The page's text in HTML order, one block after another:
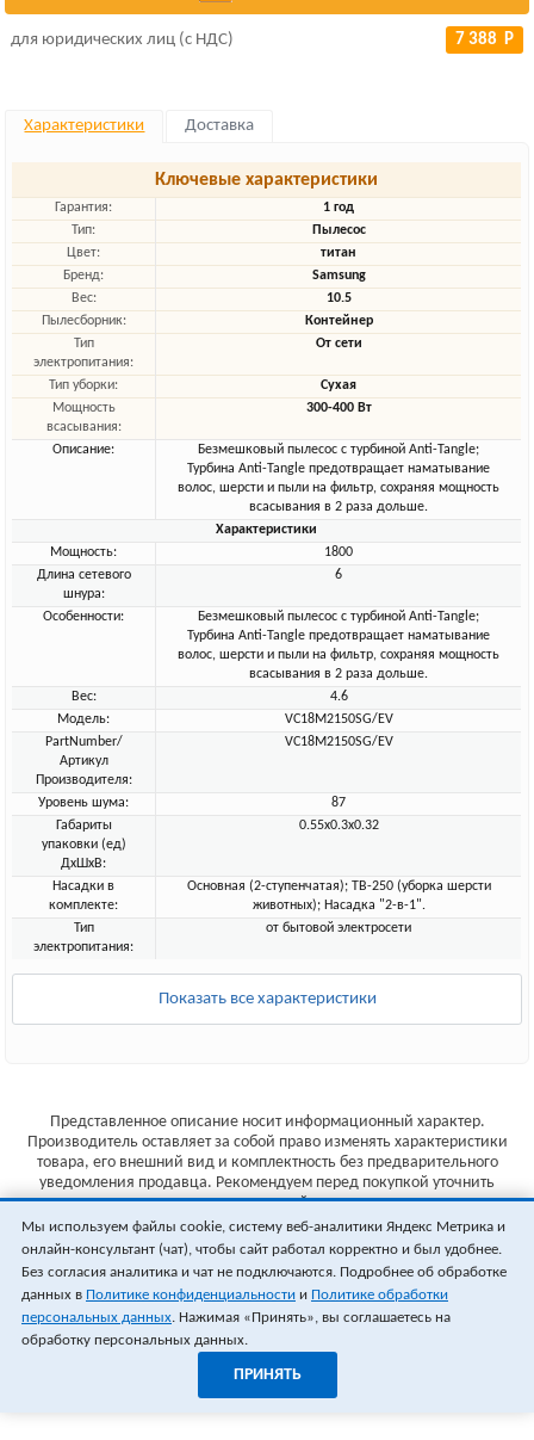
для юридических лиц (с НДС) 7 388 Р
Характеристики Доставка
Ключевые характеристики
Гарантия:
1 год
Тип:
Пылесос
Цвет:
титан
Бренд:
Samsung
Вес:
10.5
Пылесборник:
Контейнер
Тип
электропитания:
От сети
Тип уборки:
Сухая
Мощность
всасывания:
300-400 Вт
Описание:
Безмешковый пылесос с турбиной Anti-Tangle;
Турбина Anti-Tangle предотвращает наматывание
волос, шерсти и пыли на фильтр, сохраняя мощность
всасывания в 2 раза дольше.
Характеристики
Мощность:
1800
Длина сетевого
шнура:
6
Особенности:
Безмешковый пылесос с турбиной Anti-Tangle;
Турбина Anti-Tangle предотвращает наматывание
волос, шерсти и пыли на фильтр, сохраняя мощность
всасывания в 2 раза дольше.
Вес:
4.6
Модель:
VC18M2150SG/EV
PartNumber/
Артикул
Производителя:
VC18M2150SG/EV
Уровень шума:
87
Габариты
упаковки (ед)
ДхШхВ:
0.55x0.3x0.32
Насадки в
комплекте:
Основная (2-ступенчатая); TB-250 (уборка шерсти
животных); Насадка "2-в-1".
Тип
электропитания:
от бытовой электросети
Показать все характеристики
Представленное описание носит информационный характер.
Производитель оставляет за собой право изменять характеристики
товара, его внешний вид и комплектность без предварительного
уведомления продавца. Рекомендуем перед покупкой уточнить
характеристики товара на сайте производителя.
Указанные цены не являются публичной офертой (ст.435 ГК РФ).
Стоимость и наличие товара уточняйте у менеджера.
Мы используем файлы cookie, систему веб-аналитики Яндекс Метрика и
онлайн-консультант (чат), чтобы сайт работал корректно и был удобнее.
Без согласия аналитика и чат не подключаются. Подробнее об обработке
данных в Политике конфиденциальности и Политике обработки
персональных данных. Нажимая «Принять», вы соглашаетесь на
обработку персональных данных.
ПРИНЯТЬ